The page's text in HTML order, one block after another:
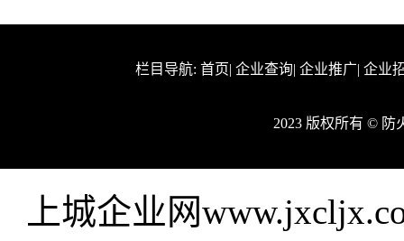
栏目导航: 首页| 企业查询| 企业推广| 企业
2023 版权所有 ©
上城企业网